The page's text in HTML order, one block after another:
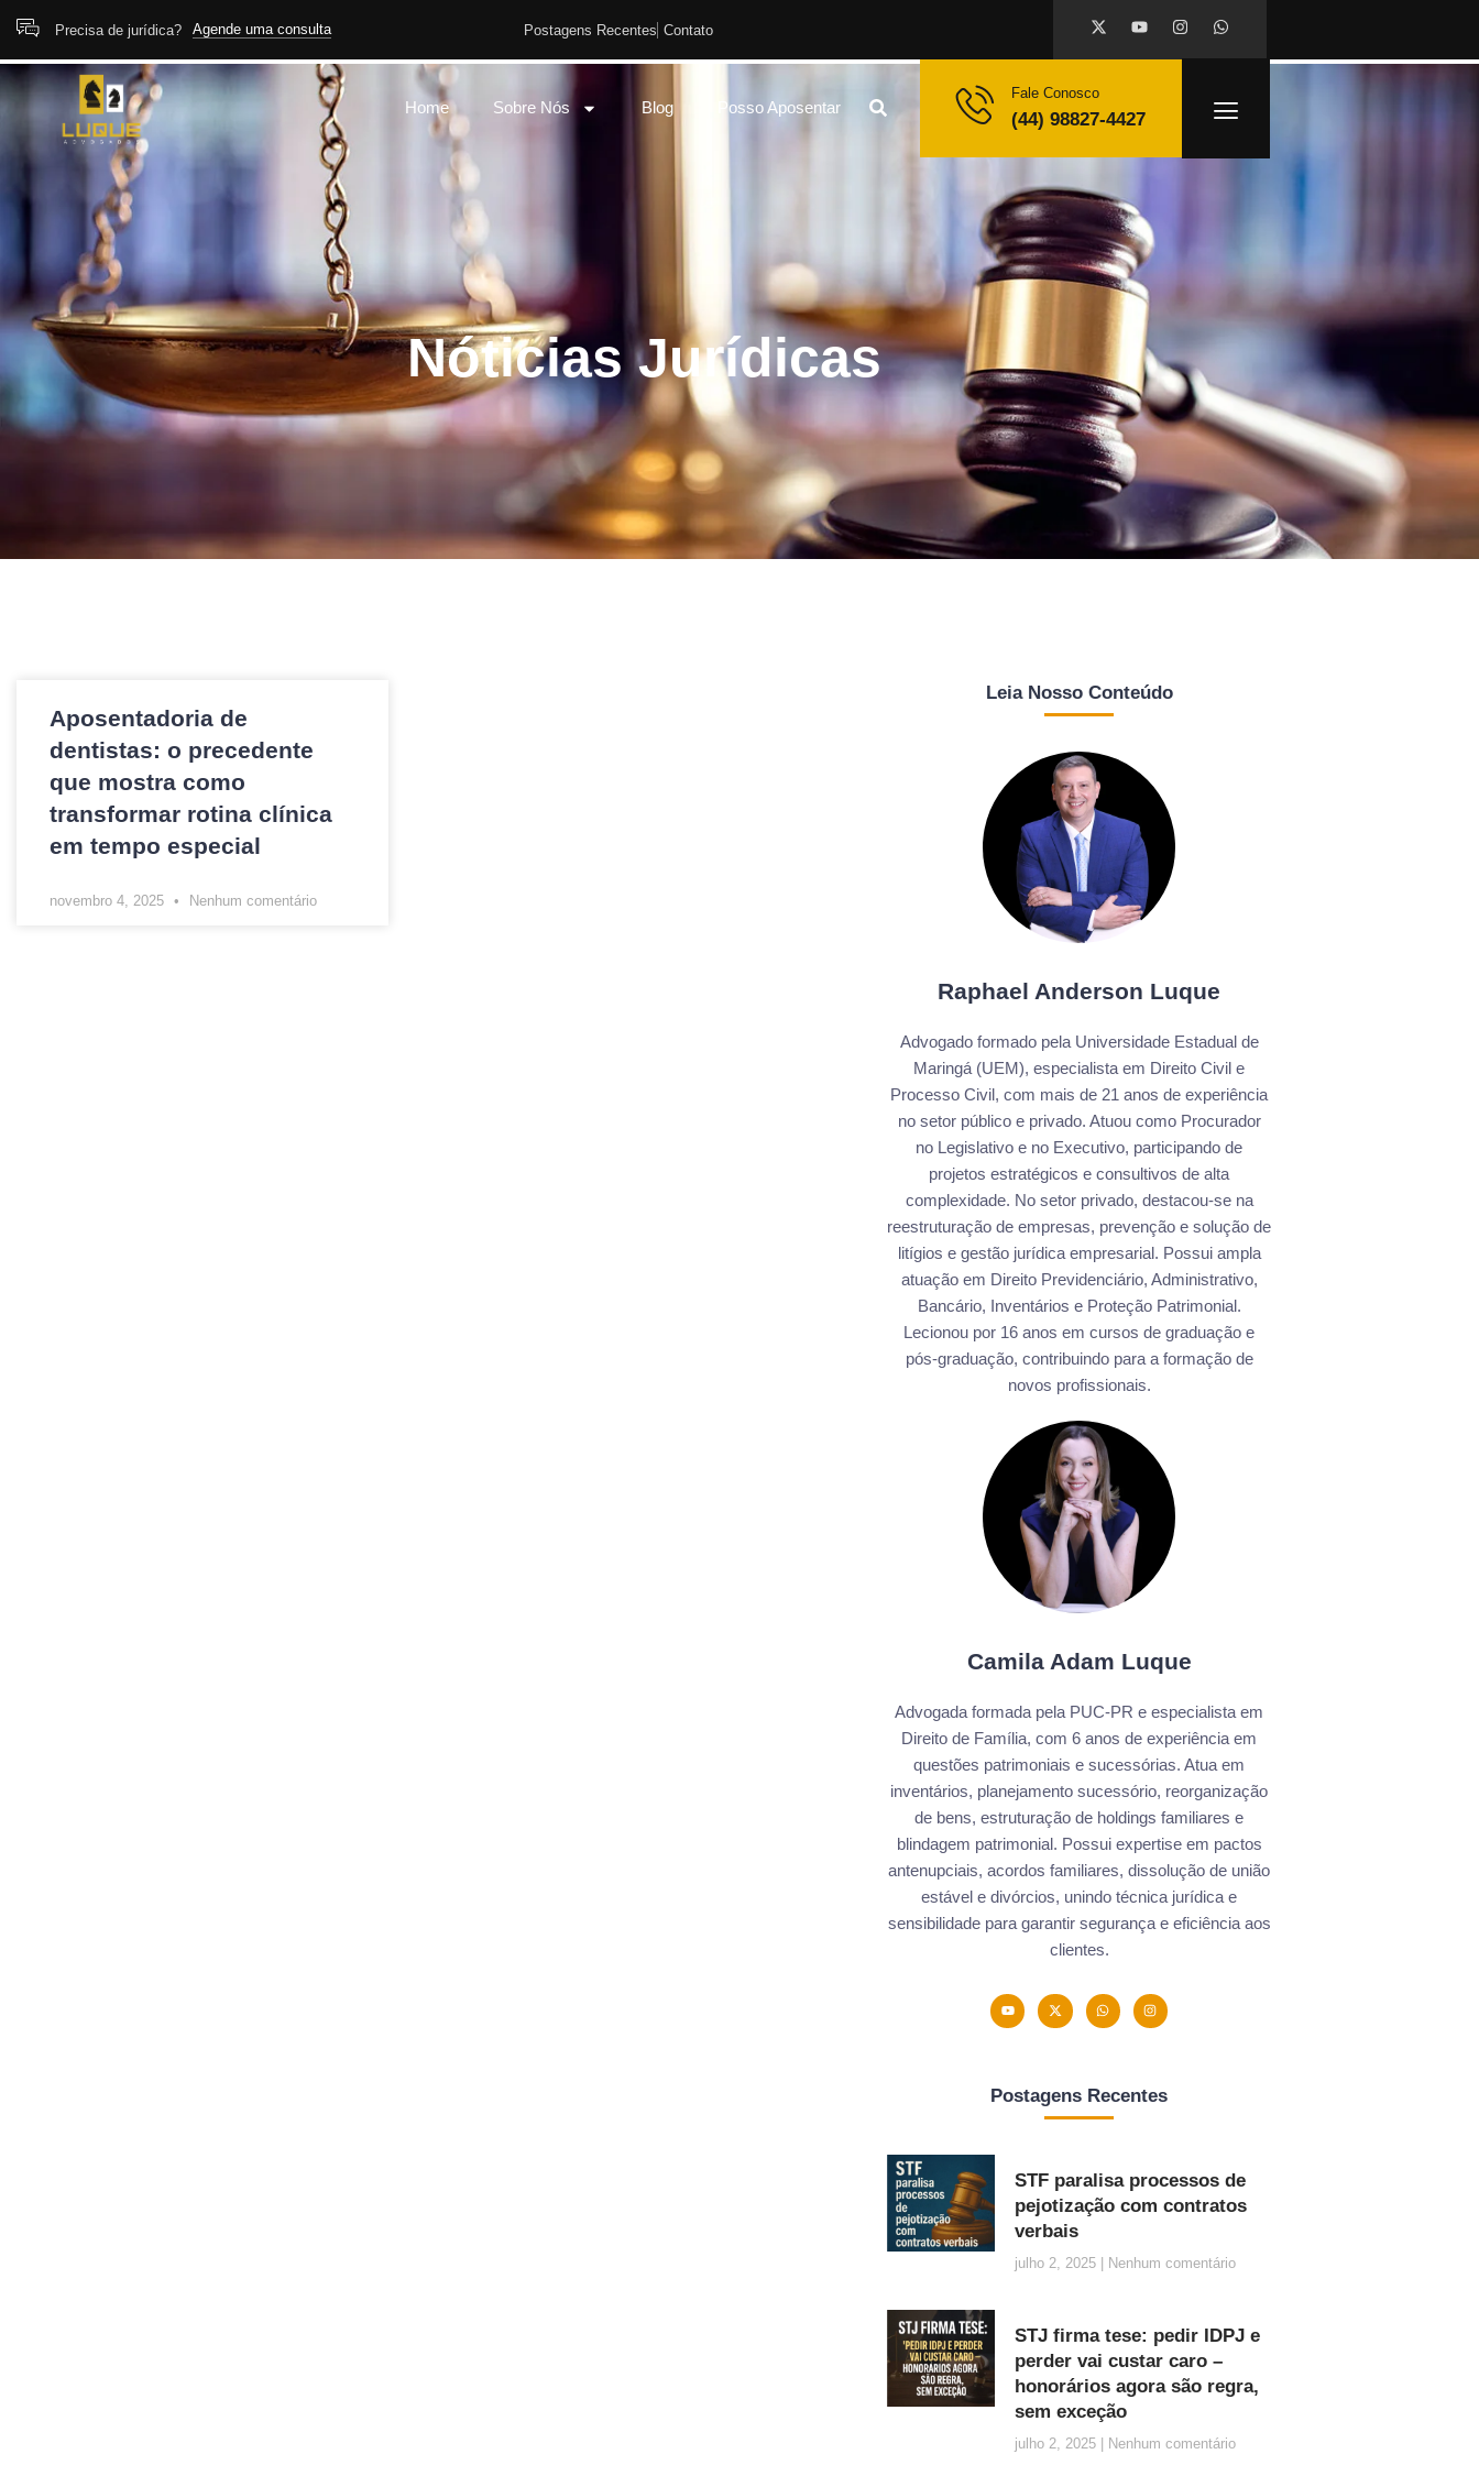
Precisa de jurídica? Agende uma consulta Postagens Recentes Contato
Home Sobre Nós Blog Posso Aposentar
Fale Conosco
(44) 98827-4427
Nóticias Jurídicas
Aposentadoria de
dentistas: o precedente
que mostra como
transformar rotina clínica
em tempo especial
novembro 4, 2025 Nenhum comentário
Leia Nosso Conteúdo
Raphael Anderson Luque
Advogado formado pela Universidade Estadual de
Maringá (UEM), especialista em Direito Civil e
Processo Civil, com mais de 21 anos de experiência
no setor público e privado. Atuou como Procurador
no Legislativo e no Executivo, participando de
projetos estratégicos e consultivos de alta
complexidade. No setor privado, destacou-se na
reestruturação de empresas, prevenção e solução de
litígios e gestão jurídica empresarial. Possui ampla
atuação em Direito Previdenciário, Administrativo,
Bancário, Inventários e Proteção Patrimonial.
Lecionou por 16 anos em cursos de graduação e
pós-graduação, contribuindo para a formação de
novos profissionais.
Camila Adam Luque
Advogada formada pela PUC-PR e especialista em
Direito de Família, com 6 anos de experiência em
questões patrimoniais e sucessórias. Atua em
inventários, planejamento sucessório, reorganização
de bens, estruturação de holdings familiares e
blindagem patrimonial. Possui expertise em pactos
antenupciais, acordos familiares, dissolução de união
estável e divórcios, unindo técnica jurídica e
sensibilidade para garantir segurança e eficiência aos
clientes.
Postagens Recentes
STF paralisa processos de
pejotização com contratos
verbais
julho 2, 2025 Nenhum comentário
STJ firma tese: pedir IDPJ e
perder vai custar caro –
honorários agora são regra,
sem exceção
julho 2, 2025 Nenhum comentário